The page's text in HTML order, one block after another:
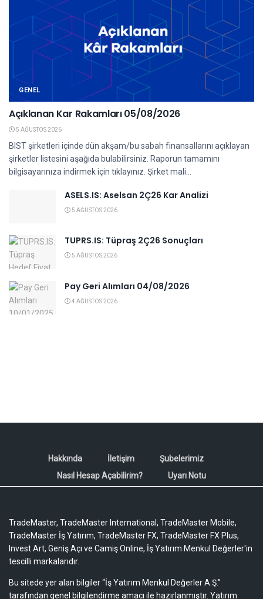
GENEL
Açıklanan Kar Rakamları 05/08/2026
5 AĞUSTOS 2026
BIST şirketleri içinde dün akşam/bu sabah finansallarını açıklayan
şirketler listesini aşağıda bulabilirsiniz. Raporun tamamını
bilgisayarınıza indirmek için tıklayınız. Şirket mali...
ASELS.IS: Aselsan 2Ç26 Kar Analizi
5 AĞUSTOS 2026
TUPRS.IS: Tüpraş 2Ç26 Sonuçları
5 AĞUSTOS 2026
Pay Geri Alımları 04/08/2026
4 AĞUSTOS 2026
Hakkında İletişim
Şubelerimiz
Nasıl Hesap Açabilirim?
Uyarı Notu
TradeMaster, TradeMaster International, TradeMaster Mobile,
TradeMaster İş Yatırım, TradeMaster FX, TradeMaster FX Plus,
Invest Art, Geniş Açı ve Camiş Online, İş Yatırım Menkul Değerler'in
tescilli markalarıdır.
Bu sitede yer alan bilgiler “İş Yatırım Menkul Değerler A.Ş.”
tarafından genel bilgilendirme amacı ile hazırlanmıştır. Yatırım